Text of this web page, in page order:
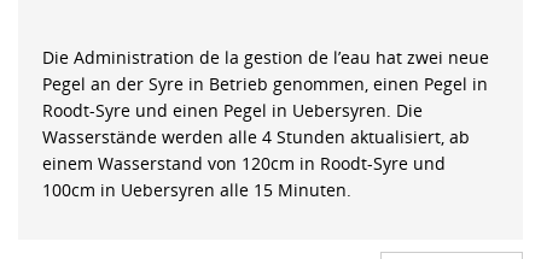
Die Administration de la gestion de l’eau hat zwei neue
Pegel an der Syre in Betrieb genommen, einen Pegel in
Roodt-Syre und einen Pegel in Uebersyren. Die
Wasserstände werden alle 4 Stunden aktualisiert, ab
einem Wasserstand von 120cm in Roodt-Syre und
100cm in Uebersyren alle 15 Minuten.